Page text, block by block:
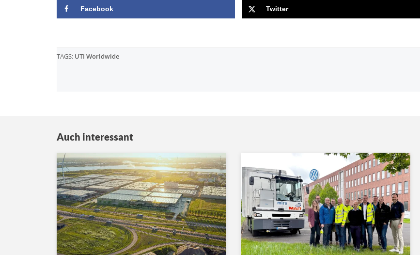
Facebook Twitter
TAGS: UTI Worldwide
Auch interessant